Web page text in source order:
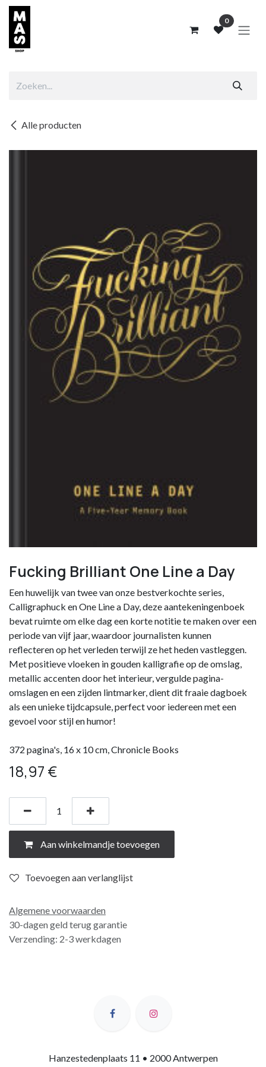
Overslaan naar inhoud
0
Alle producten
Fucking Brilliant One Line a Day
Een huwelijk van twee van onze bestverkochte series,
Calligraphuck en One Line a Day, deze aantekeningenboek
bevat ruimte om elke dag een korte notitie te maken over een
periode van vijf jaar, waardoor journalisten kunnen
reflecteren op het verleden terwijl ze het heden vastleggen.
Met positieve vloeken in gouden kalligrafie op de omslag,
metallic accenten door het interieur, vergulde pagina-
omslagen en een zijden lintmarker, dient dit fraaie dagboek
als een unieke tijdcapsule, perfect voor iedereen met een
gevoel voor stijl en humor!
372 pagina's, 16 x 10 cm, Chronicle Books
18,97 €
Aan winkelmandje toevoegen
Toevoegen aan verlanglijst
Algemene voorwaarden
30-dagen geld terug garantie
Verzending: 2-3 werkdagen
Hanzestedenplaats 11 • 2000 Antwerpen